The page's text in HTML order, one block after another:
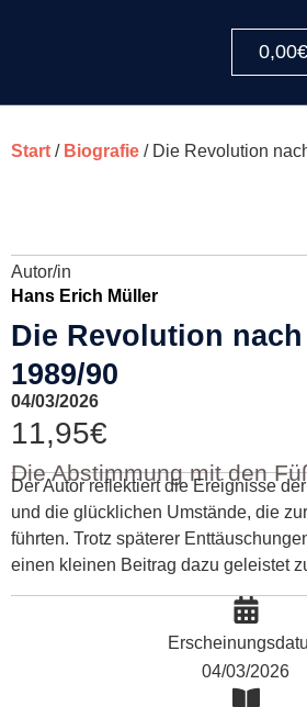
0,00
Start / Biografie / Die Revolution
Autor/in
Hans Erich Müller
Die Revolution
1989/90
04/03/2026
11,95€
Die Abstimmung mit den
Der Autor reflektiert die Ereignisse
und die glücklichen Umstände, die
führten. Trotz späterer
einen kleinen Beitrag dazu geleistet
04/03/2026